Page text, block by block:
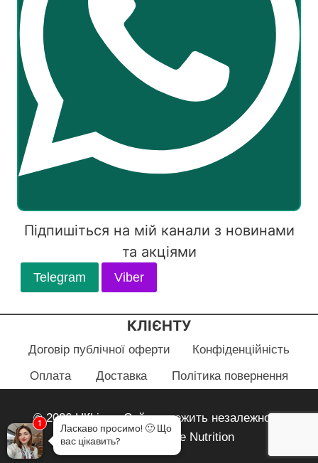
Підпишіться на мій канали з новинами
та акціями
Telegram Viber
КЛІЄНТУ
Договір публічної оферти
Конфіденційність
Оплата
Доставка Політика повернення
© 2026 HlfLiza - Сайт належить незалежному
партнеру Herbalife Nutrition
1 Ласкаво просимо! 🙂 Що
вас цікавить?